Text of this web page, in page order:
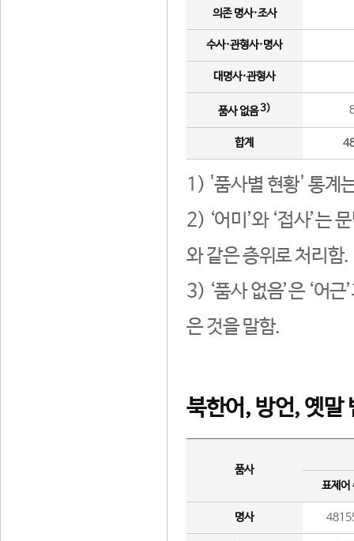
의존 명사·조사
수사·관형사·명사
대명사·관형사
품사 없음3)
합계
1) '품사별 현황' 통계
2) ‘어미’와 ‘접사’는
와 같은 층위로 처리함.
3) ‘품사 없음’은 ‘어
은 것을 말함.
북한어, 방언, 옛말
품사
표제어
명사